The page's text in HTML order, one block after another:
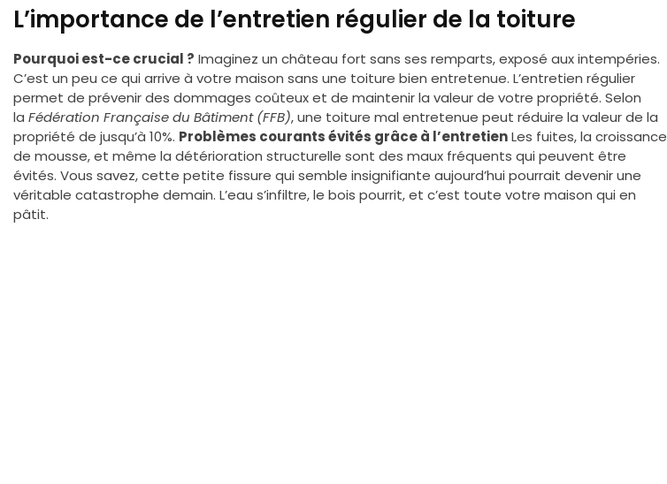
L’importance de l’entretien régulier de la toiture
Pourquoi est-ce crucial ? Imaginez un château fort sans ses remparts, exposé aux intempéries.
C’est un peu ce qui arrive à votre maison sans une toiture bien entretenue. L’entretien régulier
permet de prévenir des dommages coûteux et de maintenir la valeur de votre propriété. Selon
la Fédération Française du Bâtiment (FFB), une toiture mal entretenue peut réduire la valeur de la
propriété de jusqu’à 10%. Problèmes courants évités grâce à l’entretienLes fuites, la croissance
de mousse, et même la détérioration structurelle sont des maux fréquents qui peuvent être
évités. Vous savez, cette petite fissure qui semble insignifiante aujourd’hui pourrait devenir une
véritable catastrophe demain. L’eau s’infiltre, le bois pourrit, et c’est toute votre maison qui en
pâtit.